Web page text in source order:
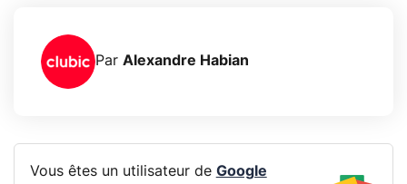
Par Alexandre Habian
Vous êtes un utilisateur de Google